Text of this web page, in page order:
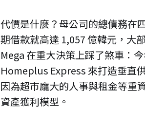
代價是什麼？母公司的總債務在
期借款就高達 1,057 億韓元，大
Mega 在重大決策上踩了煞車：
Homeplus Express 來打造垂直
因為超市龐大的人事與租金等重
資產獲利模型。